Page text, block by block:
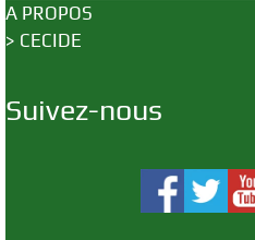
A PROPOS
> CECIDE
Suivez-nous